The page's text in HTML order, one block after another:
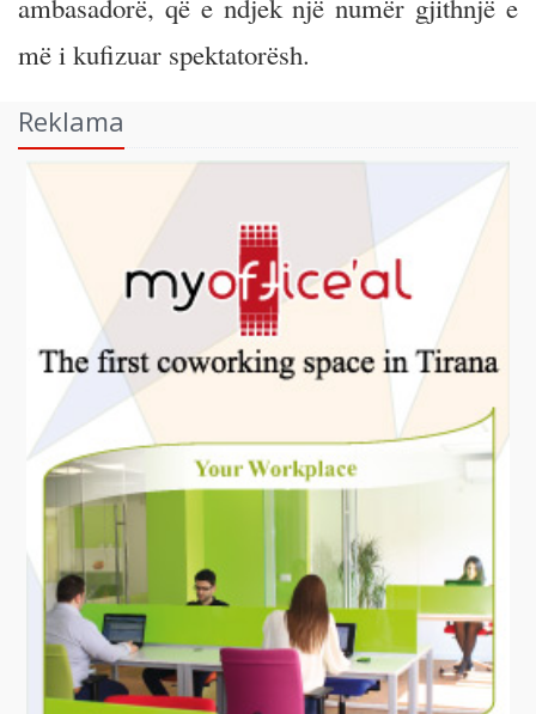
ambasadorë, që e ndjek një numër gjithnjë e
më i kufizuar spektatorësh.
Reklama